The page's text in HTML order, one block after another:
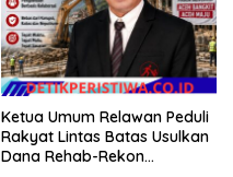
Ketua Umum Relawan Peduli
Rakyat Lintas Batas Usulkan
Dana Rehab-Rekon